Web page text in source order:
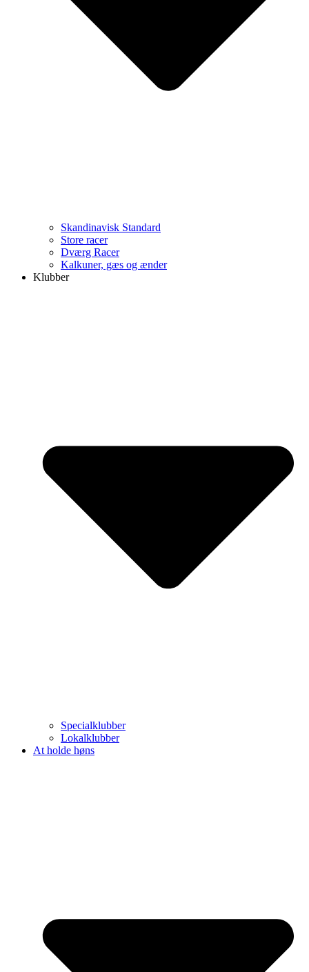
Skandinavisk Standard
Store racer
Dværg Racer
Kalkuner, gæs og ænder
Klubber
Specialklubber
Lokalklubber
At holde høns